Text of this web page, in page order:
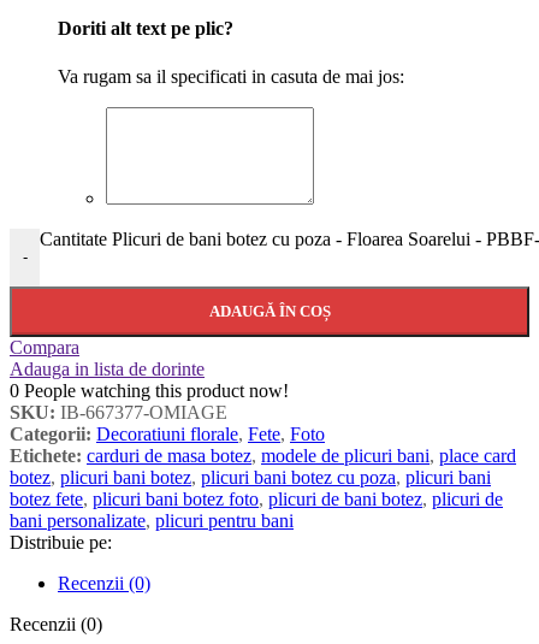
Doriti alt text pe plic?
Va rugam sa il specificati in casuta de mai jos:
-
Cantitate Plicuri de bani botez cu poza - Floarea Soarelui -
ADAUGĂ ÎN COȘ
Compara
Adauga in lista de dorinte
0 People watching this product now!
SKU: IB-667377-OMIAGE
Categorii: Decoratiuni florale, Fete, Foto
Etichete: carduri de masa botez, modele de plicuri bani, place card
botez, plicuri bani botez, plicuri bani botez cu poza, plicuri bani
botez fete, plicuri bani botez foto, plicuri de bani botez, plicuri de
bani personalizate, plicuri pentru bani
Distribuie pe:
Recenzii (0)
Recenzii (0)